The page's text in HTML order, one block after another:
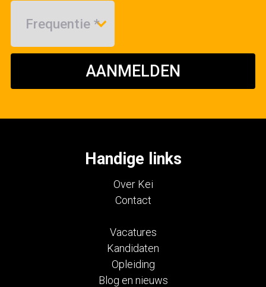
AANMELDEN
Handige links
Over Kei
Contact
Vacatures
Kandidaten
Opleiding
Blog en nieuws